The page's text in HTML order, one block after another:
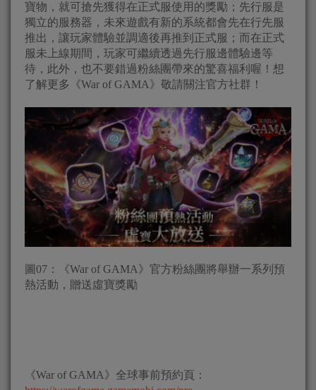
寶物，就可搶先獲得在正式服使用的獎勵；先行服是
獨立的服務器，未來遊戲有新的系統都會先在行先服
推出，讓玩家體驗並調適後再推到正式服；而在正式
服未上線期間，玩家可繼續透過先行服邊體驗邊等
待，此外，也不要錯過粉絲團帶來的驚喜福利喔！想
了解更多《War of GAMA》敬請關注官方社群！
圖07：《War of GAMA》官方粉絲團將舉辦一系列預
熱活動，贈送虛寶獎勵
《War of GAMA》全球事前預約頁：